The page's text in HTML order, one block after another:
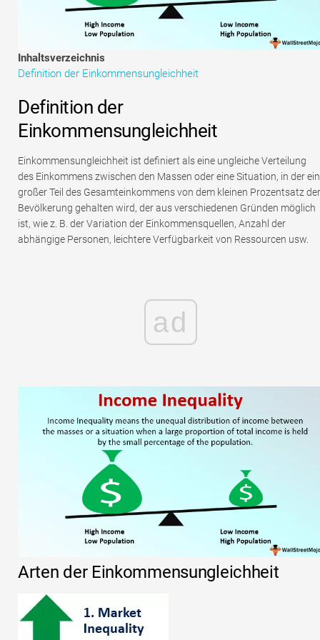
Tutorials zur Finanzmodellierung
Risikomanagement-Tutorials
Inhaltsverzeichnis
Definition der Einkommensungleichheit
Definition der
Einkommensungleichheit
Einkommensungleichheit ist definiert als eine ungleiche Verteilung
des Einkommens zwischen den Massen oder eine Situation, in der ein
großer Teil des Gesamteinkommens von dem kleinen Prozentsatz der
Bevölkerung gehalten wird, der aus verschiedenen Gründen möglich
ist, wie z. B. der Variation der Einkommensquellen, Anzahl der
abhängige Personen, leichtere Verfügbarkeit von Ressourcen usw.
ad
Arten der Einkommensungleichheit